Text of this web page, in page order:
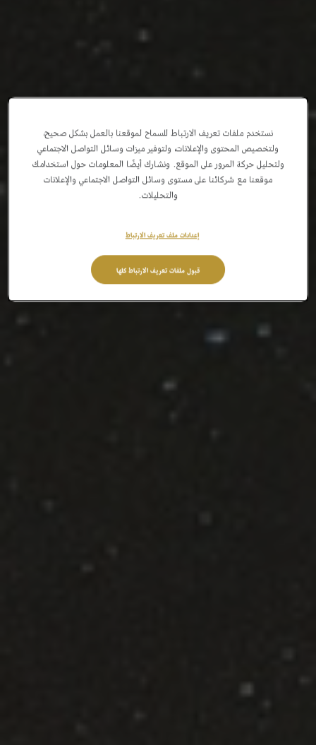
نستخدم ملفات تعريف الارتباط للسماح لموقعنا بالعمل بشكل صحيح،
ولتخصيص المحتوى والإعلانات، ولتوفير ميزات وسائل التواصل الاجتماعي
ولتحليل حركة المرور على الموقع. ونشارك أيضًا المعلومات حول استخدامك
موقعنا مع شركائنا على مستوى وسائل التواصل الاجتماعي والإعلانات
والتحليلات.
قبول ملفات تعريف الارتباط كلها
إعدادات ملف تعريف الارتباط